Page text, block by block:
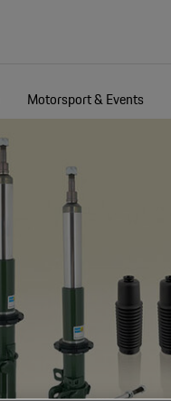
Motorsport & Events